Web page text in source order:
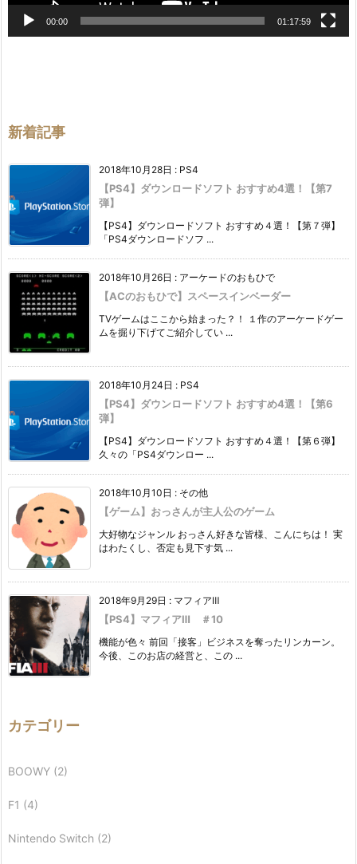
00:00 01:17:59
新着記事
2018年10月28日 : PS4
【PS4】ダウンロードソフト おすすめ4選！【第7
弾】
【PS4】ダウンロードソフト おすすめ４選！【第７弾】
「PS4ダウンロードソフ ...
2018年10月26日 : アーケードのおもひで
【ACのおもひで】スペースインベーダー
TVゲームはここから始まった？！ １作のアーケードゲー
ムを掘り下げてご紹介してい ...
2018年10月24日 : PS4
【PS4】ダウンロードソフト おすすめ4選！【第6
弾】
【PS4】ダウンロードソフト おすすめ４選！【第６弾】
久々の「PS4ダウンロー ...
2018年10月10日 : その他
【ゲーム】おっさんが主人公のゲーム
大好物なジャンル おっさん好きな皆様、こんにちは！ 実
はわたくし、否定も見下す気 ...
2018年9月29日 : マフィアⅢ
【PS4】マフィアⅢ ＃10
機能が色々 前回「接客」ビジネスを奪ったリンカーン。
今後、このお店の経営と、この ...
カテゴリー
BOOWY (2)
F1 (4)
Nintendo Switch (2)